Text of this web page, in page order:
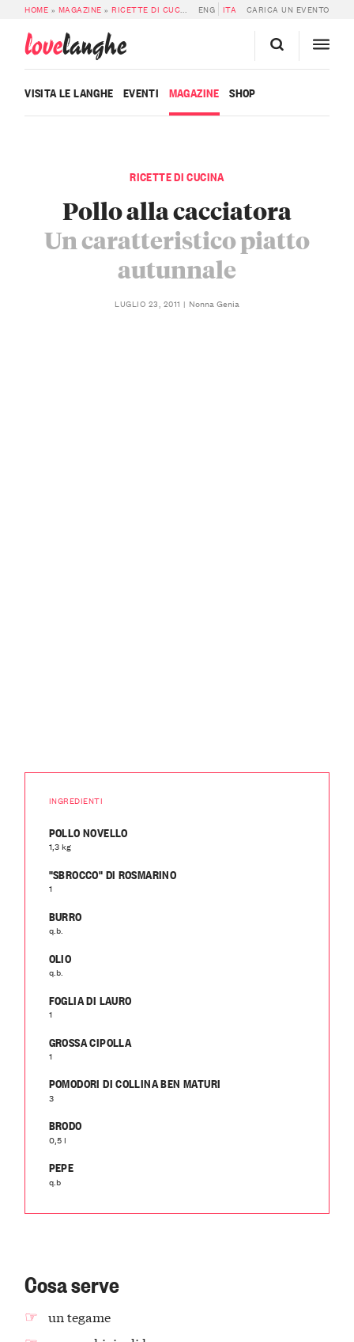
HOME » MAGAZINE »RICETTE DI CUCINA »POLLO ALLA CACCIATORA
ENG ITA CARICA UN EVENTO
lovelanghe
VISITA LE LANGHE EVENTI MAGAZINE SHOP
RICETTE DI CUCINA
Pollo alla cacciatora
Un caratteristico piatto
autunnale
LUGLIO 23, 2011 Nonna Genia
INGREDIENTI
POLLO NOVELLO
1,3 kg
"SBROCCO" DI ROSMARINO
1
BURRO
q.b.
OLIO
q.b.
FOGLIA DI LAURO
1
GROSSA CIPOLLA
1
POMODORI DI COLLINA BEN MATURI
3
BRODO
0,5 l
PEPE
q.b
Cosa serve
un tegame